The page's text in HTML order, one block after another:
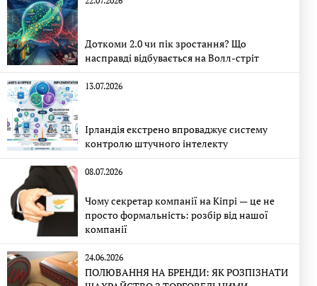
Доткоми 2.0 чи пік зростання? Що
насправді відбувається на Волл-стріт
13.07.2026
Ірландія екстрено впроваджує систему
контролю штучного інтелекту
08.07.2026
Чому секретар компанії на Кіпрі — це не
просто формальність: розбір від нашої
компанії
24.06.2026
ПОЛЮВАННЯ НА БРЕНДИ: ЯК РОЗПІЗНАТИ